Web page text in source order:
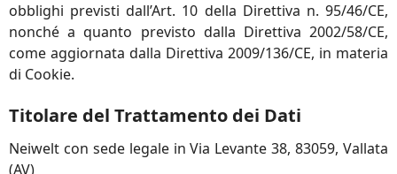
obblighi previsti dall’Art. 10 della Direttiva n. 95/46/CE,
nonché a quanto previsto dalla Direttiva 2002/58/CE,
come aggiornata dalla Direttiva 2009/136/CE, in materia
di Cookie.
Titolare del Trattamento dei Dati
Neiwelt con sede legale in Via Levante 38, 83059, Vallata
(AV)